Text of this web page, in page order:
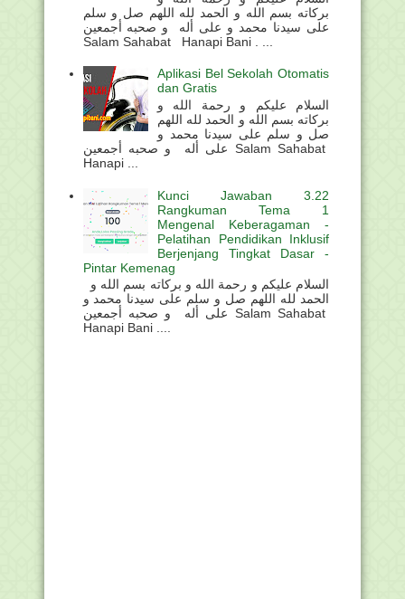
بركاته بسم الله و الحمد لله اللهم صل و سلم
على سيدنا محمد و على أله و صحبه أجمعين
Salam Sahabat Hanapi Bani . ...
Aplikasi Bel Sekolah Otomatis
dan Gratis
السلام عليكم و رحمة الله و
بركاته بسم الله و الحمد لله اللهم
صل و سلم على سيدنا محمد و
على أله و صحبه أجمعين Salam Sahabat
Hanapi ...
Kunci Jawaban 3.22
Rangkuman Tema 1
Mengenal Keberagaman -
Pelatihan Pendidikan Inklusif
Berjenjang Tingkat Dasar -
Pintar Kemenag
الحمد لله اللهم صل و سلم على سيدنا محمد و
على أله و صحبه أجمعين Salam Sahabat
Hanapi Bani ....